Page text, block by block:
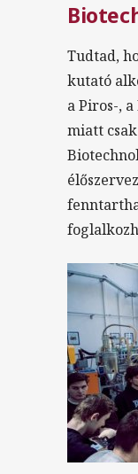
Biológia
Tudtad,
kutató
a Piros-,
miatt